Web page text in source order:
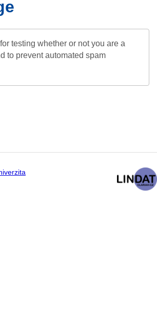
testing whether or not you are a
to prevent automated spam